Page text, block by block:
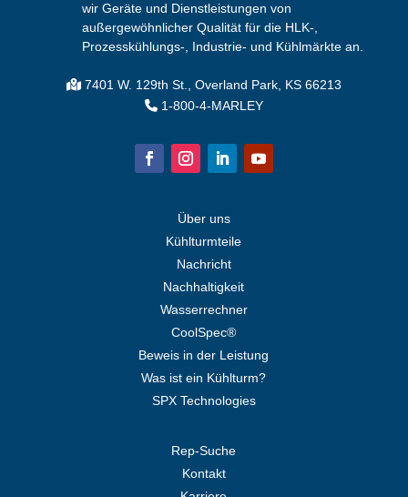
wir Geräte und Dienstleistungen von
außergewöhnlicher Qualität für die HLK-,
Prozesskühlungs-, Industrie- und Kühlmärkte an.
7401 W. 129th St., Overland Park, KS 66213
1-800-4-MARLEY
Über uns
Kühlturmteile
Nachricht
Nachhaltigkeit
Wasserrechner
CoolSpec®
Beweis in der Leistung
Was ist ein Kühlturm?
SPX Technologies
Rep-Suche
Kontakt